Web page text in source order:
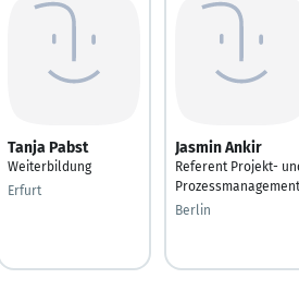
Tanja Pabst
Weiterbildung
Erfurt
Jasmin Ankir
Referent Projekt-
Prozessmanagement
Berlin